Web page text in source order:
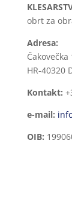
obrt za
Adresa:
Čakovečka
HR-40320
Kontakt:
e-mail:
OIB: